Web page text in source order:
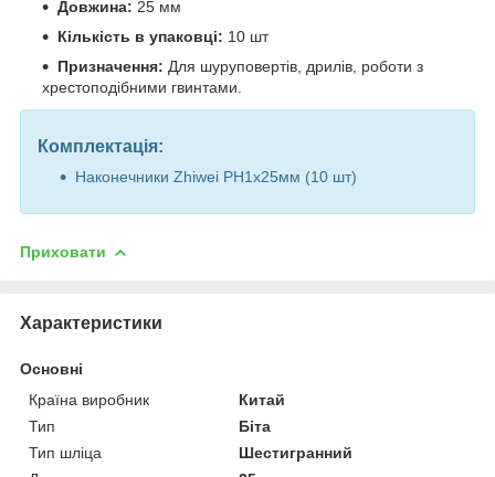
Довжина: 25 мм
Кількість в упаковці: 10 шт
Призначення: Для шуруповертів, дрилів, роботи з
хрестоподібними гвинтами.
Комплектація:
Наконечники Zhiwei PH1х25мм (10 шт)
Приховати
Характеристики
Основні
Країна виробник
Китай
Тип
Біта
Тип шліца
Шестигранний